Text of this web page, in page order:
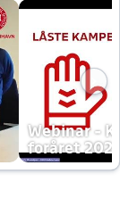
Webinar -
foråret